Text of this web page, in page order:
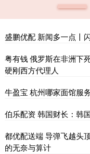
盛鹏优配 新闻多一点丨
粤有钱 俄罗斯在非洲下
硬刚西方代理人
牛盈宝 杭州哪家面馆服
伯乐配资 韩国财长：韩
都优配送端 导弹飞越头
的无奈与算计